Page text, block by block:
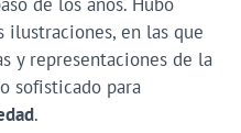
ilustraciones, en las que
y representaciones de la
sofisticado para
.